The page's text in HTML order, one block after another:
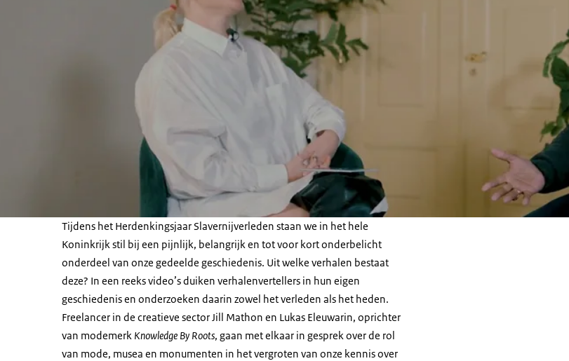
Tijdens het Herdenkingsjaar Slavernijverleden staan we in het hele
Koninkrijk stil bij een pijnlijk, belangrijk en tot voor kort onderbelicht
onderdeel van onze gedeelde geschiedenis. Uit welke verhalen bestaat
deze? In een reeks video’s duiken verhalenvertellers in hun eigen
geschiedenis en onderzoeken daarin zowel het verleden als het heden.
Freelancer in de creatieve sector Jill Mathon en Lukas Eleuwarin, oprichter
van modemerk Knowledge By Roots, gaan met elkaar in gesprek over de rol
van mode, musea en monumenten in het vergroten van onze kennis over